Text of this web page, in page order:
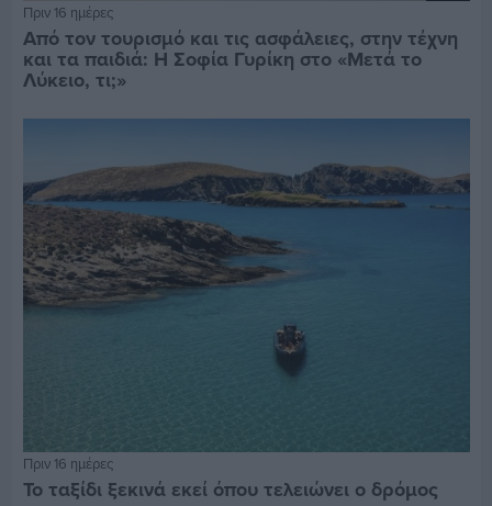
Πριν 16 ημέρες
Από τον τουρισμό και τις ασφάλειες, στην τέχνη
και τα παιδιά: Η Σοφία Γυρίκη στο «Μετά το
Λύκειο, τι;»
Πριν 16 ημέρες
Το ταξίδι ξεκινά εκεί όπου τελειώνει ο δρόμος